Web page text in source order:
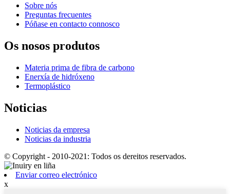
Sobre nós
Preguntas frecuentes
Póñase en contacto connosco
Os nosos produtos
Materia prima de fibra de carbono
Enerxía de hidróxeno
Termoplástico
Noticias
Noticias da empresa
Noticias da industria
© Copyright - 2010-2021: Todos os dereitos reservados.
Enviar correo electrónico
x